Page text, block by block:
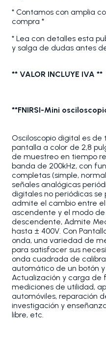
* Contamos con amplia
compra *
* Lea con detalles esta
y salga de dudas antes
** VALOR INCLUYE IVA **
**FNIRSI-Mini
Osciloscopio digital es
pantalla a color de 2,8
de muestreo en tiempo
banda de 200kHz, con
completas (simple,
señales analógicas
digitales no periódicas
admite el cambio entre
ascendente y el modo
descendente, Admite
hasta ± 400V. Con
onda, una variedad de
para satisfacer sus
onda cuadrada de
automático de un botón
Actualización y carga de
mediciones de utilidad,
automóviles, reparación
investigación y
libre, etc.